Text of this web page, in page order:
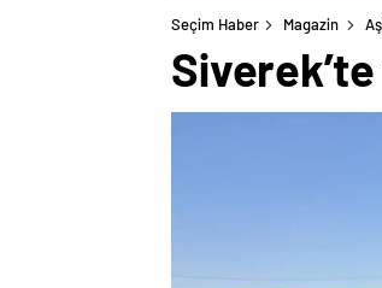
Seçim Haber Magazin